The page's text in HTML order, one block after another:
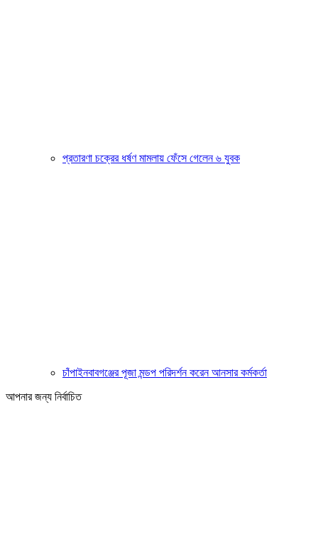
প্রতারণা চক্রের ধর্ষণ মামলায় ফেঁসে গেলেন ৬ যুবক
চাঁপাইনবাবগঞ্জের পূজা মন্ডপ পরিদর্শন করেন আনসার কর্মকর্তা
আপনার জন্য নির্বাচিত